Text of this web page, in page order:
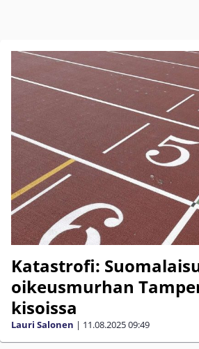
Katastrofi:
oikeusmurhan
kisoissa
Lauri Salonen | 11.08.202509:49